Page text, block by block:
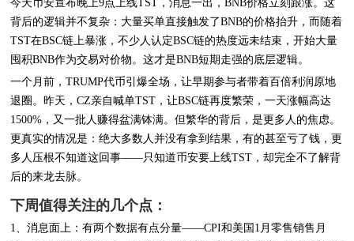
今天币安宣布晚上9点上线TST，消息一出，BNB价格立刻跟涨。这
背后的逻辑并不复杂：大量买单直接触发了BNB的价格抬升，而随着
TST在BSC链上暴涨，不少人认定BSC链的热度远未结束，开始大量
囤积BNB作为交易对价物。这才是BNB短期走强的底层逻辑。
一个月前，TRUMP代币引爆全场，让早期参与者带着百倍利润原地
退圈。昨天，CZ亲自喊单TST，让BSC链再度繁荣，一天涨幅高达
1500%，又一批人赚得盆满钵满。但繁华的背后，是更多人的焦虑。
更真实的情况是：绝大多数人并没有拿到结果，有的甚至亏了钱，更
多人压根不知道这回事——只知道币安要上线TST，却完全不了解背
后的来龙去脉。
下周值得关注的几个点：
1、消息面上：有两个数据有点分量——CPI和美国1月零售销售月